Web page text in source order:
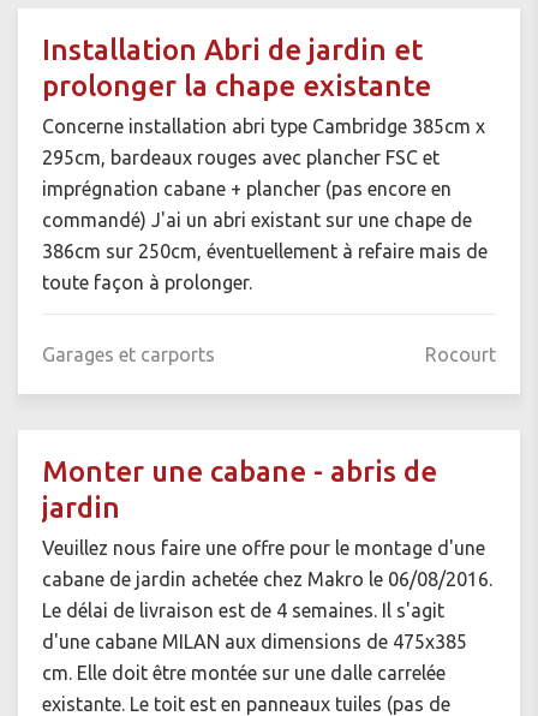
Installation Abri de jardin et
prolonger la chape existante
Concerne installation abri type Cambridge 385cm x
295cm, bardeaux rouges avec plancher FSC et
imprégnation cabane + plancher (pas encore en
commandé) J'ai un abri existant sur une chape de
386cm sur 250cm, éventuellement à refaire mais de
toute façon à prolonger.
Garages et carports Rocourt
Monter une cabane - abris de
jardin
Veuillez nous faire une offre pour le montage d'une
cabane de jardin achetée chez Makro le 06/08/2016.
Le délai de livraison est de 4 semaines. Il s'agit
d'une cabane MILAN aux dimensions de 475x385
cm. Elle doit être montée sur une dalle carrelée
existante. Le toit est en panneaux tuiles (pas de